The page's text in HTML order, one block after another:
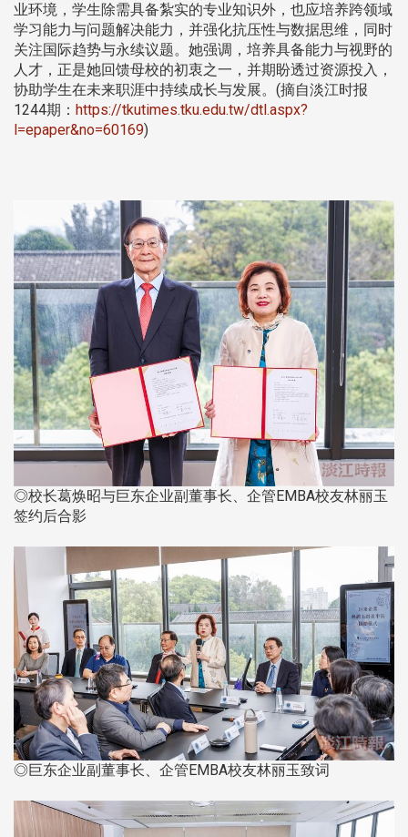
业环境，学生除需具备紮实的专业知识外，也应培养跨领域
学习能力与问题解决能力，并强化抗压性与数据思维，同时
关注国际趋势与永续议题。她强调，培养具备能力与视野的
人才，正是她回馈母校的初衷之一，并期盼透过资源投入，
协助学生在未来职涯中持续成长与发展。(摘自淡江时报
1244期： https://tkutimes.tku.edu.tw/dtl.aspx?
l=epaper&no=60169)
◎校长葛焕昭与巨东企业副董事长、企管EMBA校友林丽玉
签约后合影
◎巨东企业副董事长、企管EMBA校友林丽玉致词